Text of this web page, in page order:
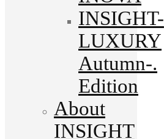
INSIGHT-
LUXURY
Autumn-.
Edition
About
INSIGHT